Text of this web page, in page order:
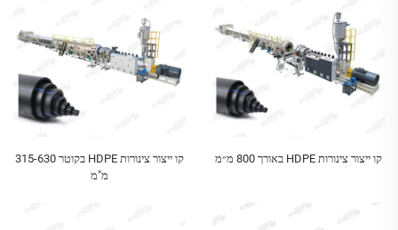
קו ייצור צינורות HDPE באורך 800 מ״מ
קו ייצור צינורות HDPE בקוטר 315-630
מ"מ